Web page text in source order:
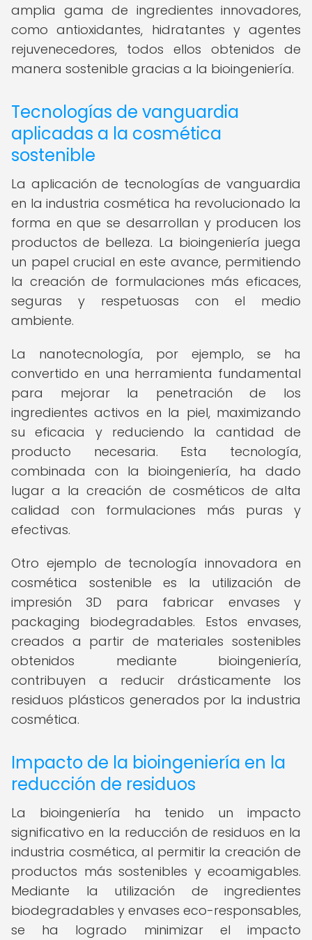
amplia gama de ingredientes innovadores,
como antioxidantes, hidratantes y agentes
rejuvenecedores, todos ellos obtenidos de
manera sostenible gracias a la bioingeniería.
Tecnologías de vanguardia
aplicadas a la cosmética
sostenible
La aplicación de tecnologías de vanguardia
en la industria cosmética ha revolucionado la
forma en que se desarrollan y producen los
productos de belleza. La bioingeniería juega
un papel crucial en este avance, permitiendo
la creación de formulaciones más eficaces,
seguras y respetuosas con el medio
ambiente.
La nanotecnología, por ejemplo, se ha
convertido en una herramienta fundamental
para mejorar la penetración de los
ingredientes activos en la piel, maximizando
su eficacia y reduciendo la cantidad de
producto necesaria. Esta tecnología,
combinada con la bioingeniería, ha dado
lugar a la creación de cosméticos de alta
calidad con formulaciones más puras y
efectivas.
Otro ejemplo de tecnología innovadora en
cosmética sostenible es la utilización de
impresión 3D para fabricar envases y
packaging biodegradables. Estos envases,
creados a partir de materiales sostenibles
obtenidos mediante bioingeniería,
contribuyen a reducir drásticamente los
residuos plásticos generados por la industria
cosmética.
Impacto de la bioingeniería en la
reducción de residuos
La bioingeniería ha tenido un impacto
significativo en la reducción de residuos en la
industria cosmética, al permitir la creación de
productos más sostenibles y ecoamigables.
Mediante la utilización de ingredientes
biodegradables y envases eco-responsables,
se ha logrado minimizar el impacto